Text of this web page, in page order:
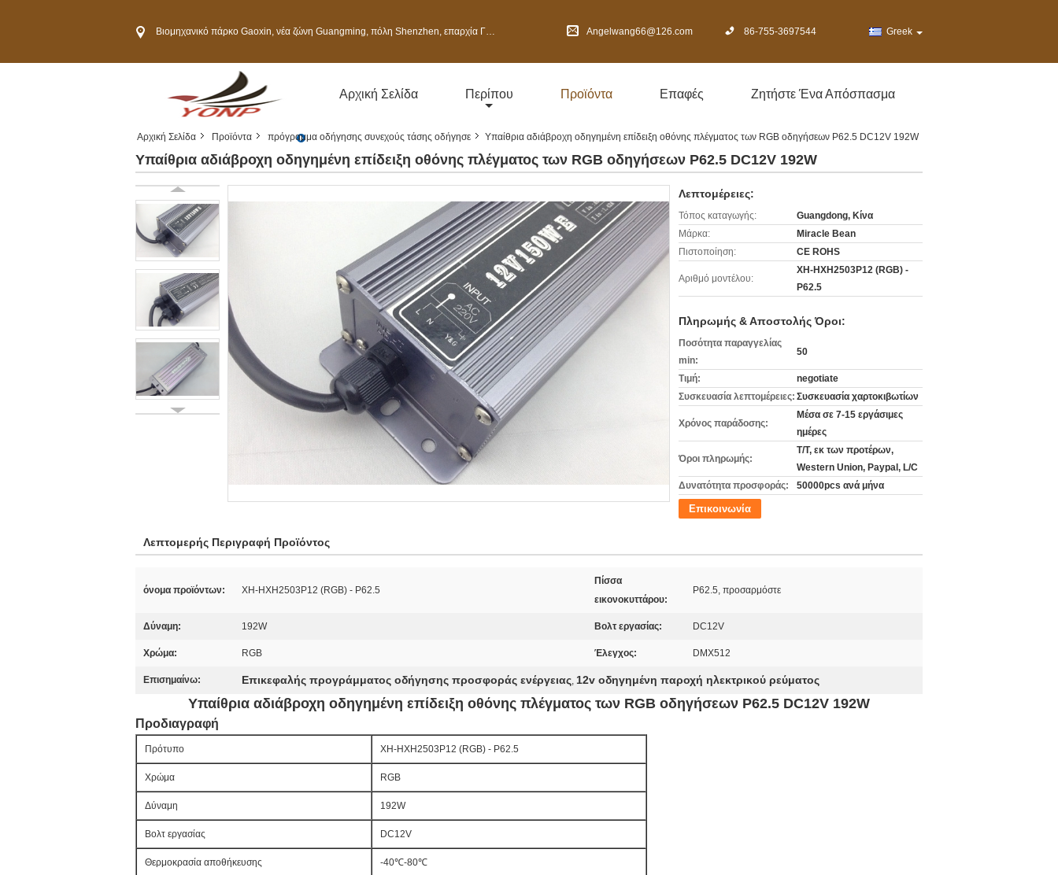
Βιομηχανικό πάρκο Gaoxin, νέα ζώνη Guangming, πόλη Shenzhen, επαρχία Γκουαγκντόνγκ, Κίνα Angelwang66@126.com 86-755-3697544 Greek
Αρχική Σελίδα Περίπου Προϊόντα Επαφές Ζητήστε Ένα Απόσπασμα
Αρχική Σελίδα Προϊόντα πρόγραμμα οδήγησης συνεχούς τάσης οδήγησε Υπαίθρια αδιάβροχη οδηγημένη επίδειξη οθόνης πλέγματος των RGB οδηγήσεων P62.5 DC12V 192W
Υπαίθρια αδιάβροχη οδηγημένη επίδειξη οθόνης πλέγματος των RGB οδηγήσεων P62.5 DC12V 192W
Λεπτομέρειες:
Τόπος καταγωγής:
Guangdong, Κίνα
Μάρκα:
Miracle Bean
Πιστοποίηση:
CE ROHS
Αριθμό μοντέλου:
XH-HXH2503P12 (RGB) -
P62.5
Πληρωμής & Αποστολής Όροι:
Ποσότητα παραγγελίας
min:
50
Τιμή:
negotiate
Συσκευασία λεπτομέρειες: Συσκευασία χαρτοκιβωτίων
Χρόνος παράδοσης:
Μέσα σε 7-15 εργάσιμες
ημέρες
Όροι πληρωμής:
T/T, εκ των προτέρων,
Western Union, Paypal, L/C
Δυνατότητα προσφοράς:
50000pcs ανά μήνα
Επικοινωνία
Λεπτομερής Περιγραφή Προϊόντος
όνομα προϊόντων: XH-HXH2503P12 (RGB) - P62.5
Πίσσα
εικονοκυττάρου:
P62.5, προσαρμόστε
Δύναμη: 192W Βολτ εργασίας: DC12V
Χρώμα: RGB Έλεγχος: DMX512
Επισημαίνω: Επικεφαλής προγράμματος οδήγησης προσφοράς ενέργειας, 12v οδηγημένη παροχή ηλεκτρικού ρεύματος
Υπαίθρια αδιάβροχη οδηγημένη επίδειξη οθόνης πλέγματος των RGB οδηγήσεων P62.5 DC12V 192W
Προδιαγραφή
Πρότυπο XH-HXH2503P12 (RGB) - P62.5
Χρώμα RGB
Δύναμη 192W
Βολτ εργασίας DC12V
Θερμοκρασία αποθήκευσης -40℃-80℃